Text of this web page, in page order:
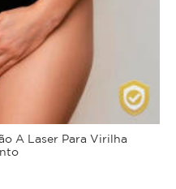
A Laser Para Virilha